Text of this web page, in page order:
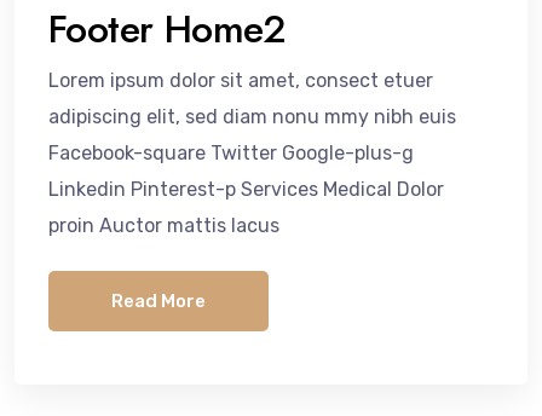
Footer Home2
Lorem ipsum dolor sit amet, consect etuer
adipiscing elit, sed diam nonu mmy nibh euis
Facebook-square Twitter Google-plus-g
Linkedin Pinterest-p Services Medical Dolor
proin Auctor mattis lacus
Read More